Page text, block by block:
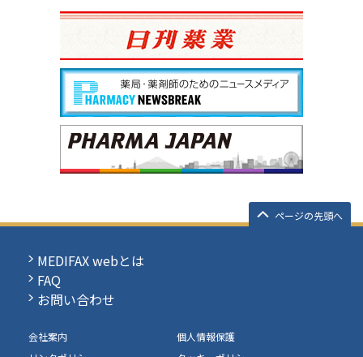
ページの先頭へ
MEDIFAX webとは
FAQ
お問い合わせ
会社案内
個人情報保護